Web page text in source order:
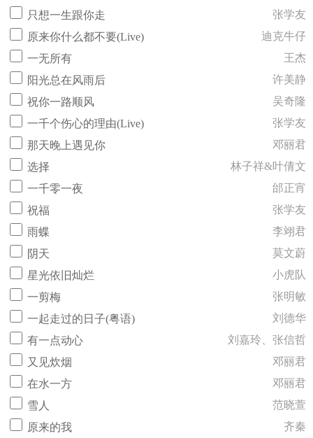
只想一生跟你走
张学友
原来你什么都不要(Live)
迪克牛仔
一无所有
王杰
阳光总在风雨后
许美静
祝你一路顺风
吴奇隆
一千个伤心的理由(Live)
张学友
那天晚上遇见你
邓丽君
选择
林子祥&叶倩文
一千零一夜
邰正宵
祝福
张学友
雨蝶
李翊君
阴天
莫文蔚
星光依旧灿烂
小虎队
一剪梅
张明敏
一起走过的日子(粤语)
刘德华
有一点动心
刘嘉玲、张信哲
又见炊烟
邓丽君
在水一方
邓丽君
雪人
范晓萱
原来的我
齐秦